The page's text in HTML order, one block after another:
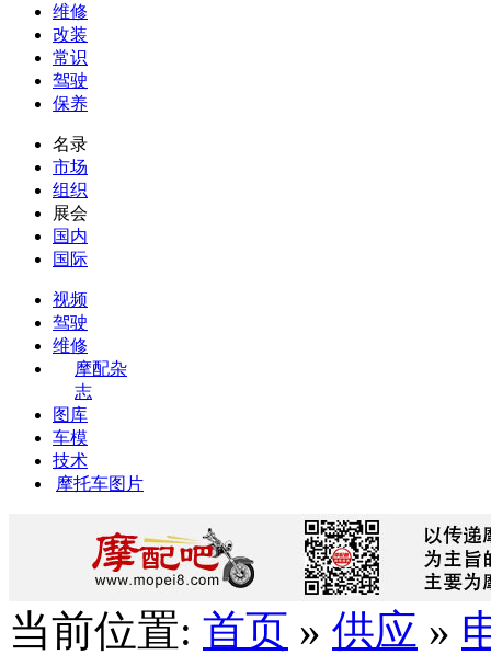
维修
改装
常识
驾驶
保养
名录
市场
组织
展会
国内
国际
视频
驾驶
维修
摩配杂
志
图库
车模
技术
摩托车图片
当前位置: 首页 » 供应 »